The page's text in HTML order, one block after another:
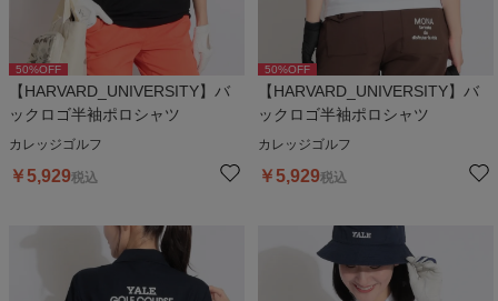
50%OFF
【HARVARD_UNIVERSITY】バ
ックロゴ半袖ポロシャツ
カレッジゴルフ
￥5,929税込
50%OFF
【HARVARD_UNIVERSITY】バ
ックロゴ半袖ポロシャツ
カレッジゴルフ
￥5,929税込